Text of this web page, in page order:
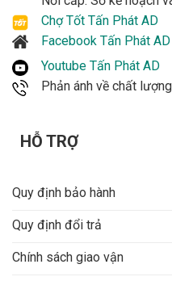
Chợ Tốt Tấn Phát AD
Facebook Tấn Phát AD
Youtube Tấn Phát AD
Phản ánh về chất
HỖ TRỢ
Quy định bảo hành
Quy định đổi trả
Chính sách giao vận